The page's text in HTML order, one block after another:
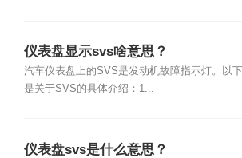
仪表盘显示svs啥意思？
汽车仪表盘上的SVS是发动机故障指示灯。以下
是关于SVS的具体介绍：1...
仪表盘svs是什么意思？